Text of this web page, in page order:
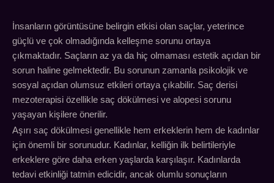
İnsanların görüntüsüne belirgin etkisi olan saçlar, yeterince
güçlü ve çok olmadığında kelleşme sorunu ortaya
çıkmaktadır. Saçların az ya da hiç olmaması estetik açıdan bir
sorun haline gelmektedir. Bu sorunun zamanla psikolojik ve
sosyal açıdan olumsuz etkileri ortaya çıkabilir. Saç derisi
mezoterapisi özellikle saç dökülmesi ve alopesi sorunu
yaşayan kişilere önerilir.
Aşırı saç dökülmesi genellikle hem erkeklerin hem de kadınlar
için önemli bir sorunudur. Kadınlar, kelliğin ilk belirtileriyle
erkeklere göre daha erken yaşlarda karşılaşır. Kadınlarda
tedavi etkinliği tatmin edicidir, ancak olumlu sonuçların